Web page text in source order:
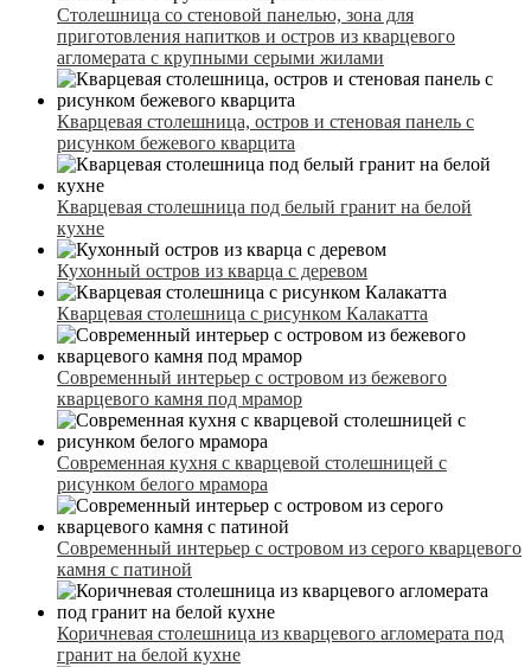
Столешница со стеновой панелью, зона для
приготовления напитков и остров из кварцевого
агломерата с крупными серыми жилами
Кварцевая столешница, остров и стеновая панель с
рисунком бежевого кварцита
Кварцевая столешница под белый гранит на белой
кухне
Кухонный остров из кварца с деревом
Кварцевая столешница с рисунком Калакатта
Современный интерьер с островом из бежевого
кварцевого камня под мрамор
Современная кухня с кварцевой столешницей с
рисунком белого мрамора
Современный интерьер с островом из серого кварцевого
камня с патиной
Коричневая столешница из кварцевого агломерата под
гранит на белой кухне